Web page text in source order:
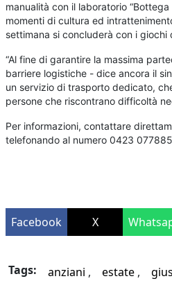
manualità con il laboratorio
momenti di cultura ed
settimana si concluderà con i giochi
“Al fine di garantire la massima
barriere logistiche - dice ancora il
un servizio di trasporto dedicato,
persone che riscontrano difficoltà
Per informazioni, contattare
telefonando al numero 0423
Facebook X
Tags: anziani estate